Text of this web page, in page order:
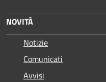
NOVITÀ
Notizie
Comunicati
Avvisi